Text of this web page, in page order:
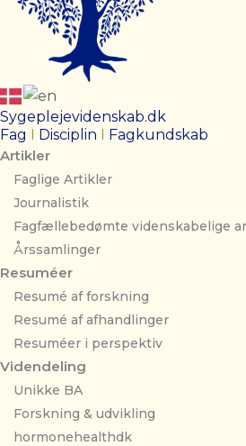
Sygeplejevidenskab.dk
Fag I Disciplin I Fagkundskab
Artikler
Faglige Artikler
Journalistik
Fagfællebedømte videnskabelige
Årssamlinger
Resuméer
Resumé af forskning
Resumé af afhandlinger
Resuméer i perspektiv
Videndeling
Unikke BA
Forskning & udvikling
hormonehealthdk